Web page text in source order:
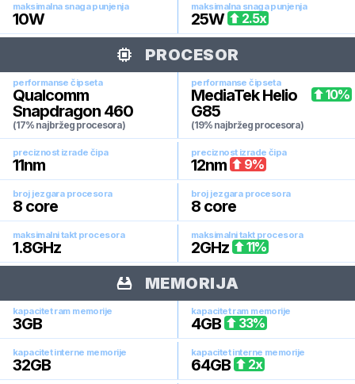
maksimalna snaga punjenja
10W
maksimalna snaga punjenja
25W 2.5x
PROCESOR
performanse čipseta
Qualcomm
Snapdragon 460
(17% najbržeg procesora)
performanse čipseta
MediaTek Helio
G85
(19% najbržeg procesora)
10%
preciznost izrade čipa
11nm
preciznost izrade čipa
12nm 9%
broj jezgara procesora
8 core
broj jezgara procesora
8 core
maksimalni takt procesora
1.8GHz
maksimalni takt procesora
2GHz 11%
MEMORIJA
kapacitet ram memorije
3GB
kapacitet ram memorije
4GB 33%
kapacitet interne memorije
32GB
kapacitet interne memorije
64GB 2x